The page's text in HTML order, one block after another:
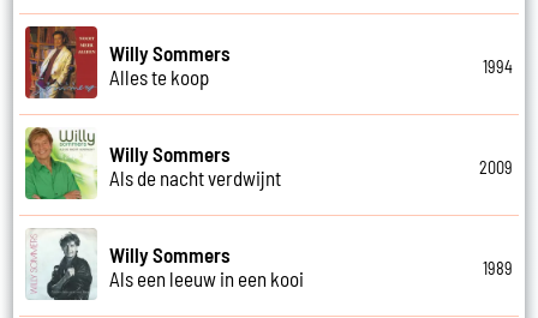
Willy Sommers
Alles te koop
1994
Willy Sommers
Als de nacht verdwijnt
2009
Willy Sommers
Als een leeuw in een kooi
1989